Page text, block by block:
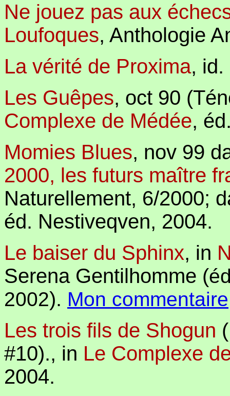
Ne jouez pas aux
Loufoques, Anthologie
La vérité de Proxima, id.
Les Guêpes, oct 90
Complexe de Médée,
Momies Blues, nov 99
2000, les futurs maître
Naturellement, 6/2000;
éd. Nestiveqven, 2004.
Le baiser du Sphinx, in
Serena Gentilhomme (
2002). Mon commentaire
Les trois fils de Shogun
#10)., in Le Complexe
2004.